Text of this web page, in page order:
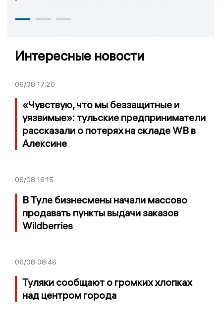
Интересные новости
06/08 17:20
«Чувствую, что мы беззащитные и
уязвимые»: тульские предприниматели
рассказали о потерях на складе WB в
Алексине
06/08 16:15
В Туле бизнесмены начали массово
продавать пункты выдачи заказов
Wildberries
06/08 08:46
Туляки сообщают о громких хлопках
над центром города